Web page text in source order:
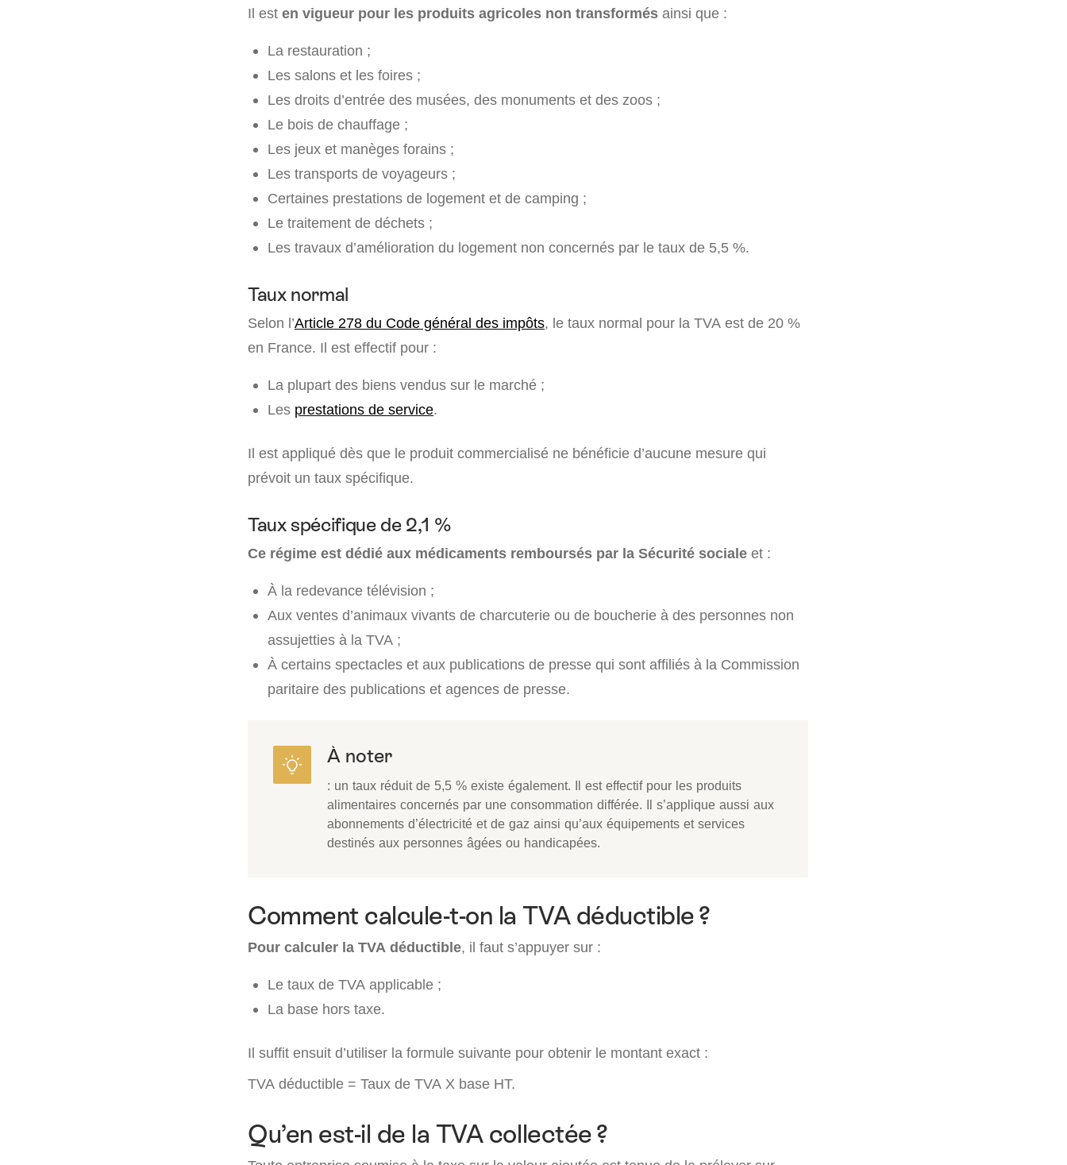
Il est en vigueur pour les produits agricoles non transformés ainsi que :
La restauration ;
Les salons et les foires ;
Les droits d’entrée des musées, des monuments et des zoos ;
Le bois de chauffage ;
Les jeux et manèges forains ;
Les transports de voyageurs ;
Certaines prestations de logement et de camping ;
Le traitement de déchets ;
Les travaux d’amélioration du logement non concernés par le taux de 5,5 %.
Taux normal
Selon l’Article 278 du Code général des impôts, le taux normal pour la TVA est de 20 %
en France. Il est effectif pour :
La plupart des biens vendus sur le marché ;
Les prestations de service.
Il est appliqué dès que le produit commercialisé ne bénéficie d’aucune mesure qui
prévoit un taux spécifique.
Taux spécifique de 2,1 %
Ce régime est dédié aux médicaments remboursés par la Sécurité sociale et :
À la redevance télévision ;
Aux ventes d’animaux vivants de charcuterie ou de boucherie à des personnes non
assujetties à la TVA ;
À certains spectacles et aux publications de presse qui sont affiliés à la Commission
paritaire des publications et agences de presse.
À noter
: un taux réduit de 5,5 % existe également. Il est effectif pour les produits
alimentaires concernés par une consommation différée. Il s’applique aussi aux
abonnements d’électricité et de gaz ainsi qu’aux équipements et services
destinés aux personnes âgées ou handicapées.
Comment calcule-t-on la TVA déductible ?
Pour calculer la TVA déductible, il faut s’appuyer sur :
Le taux de TVA applicable ;
La base hors taxe.
Il suffit ensuit d’utiliser la formule suivante pour obtenir le montant exact :
TVA déductible = Taux de TVA X base HT.
Qu’en est-il de la TVA collectée ?